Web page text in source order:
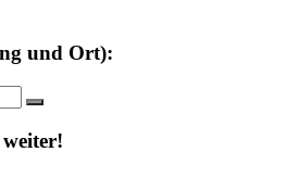
und Ort):
Suchen